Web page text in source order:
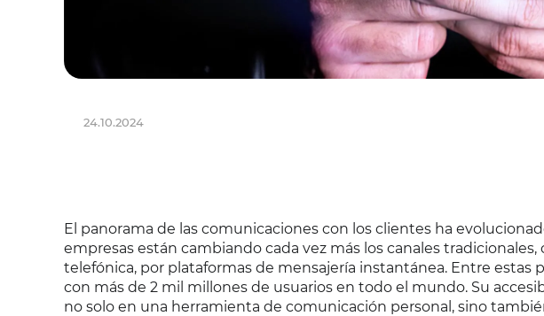
24.10.2024
El panorama de las comunicaciones con los clientes ha
empresas están cambiando cada vez más los canales
telefónica, por plataformas de mensajería instantánea. Entre estas
con más de 2 mil millones de usuarios en todo el mundo. Su
no solo en una herramienta de comunicación personal, sino